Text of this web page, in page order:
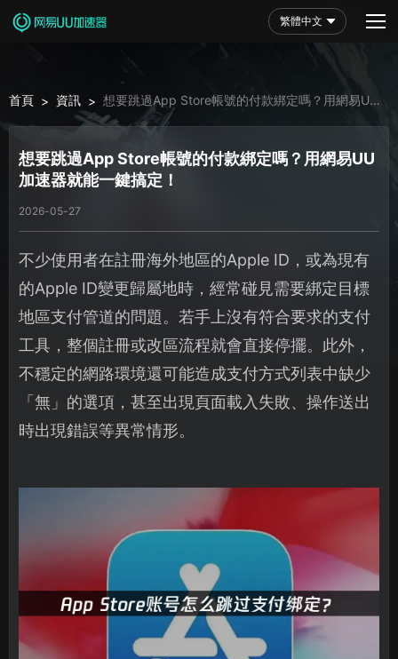
繁體中文
首頁 > 資訊 > 想要跳過App Store帳號的付款綁定嗎？用網易UU
加速器就能一鍵搞定！
想要跳過App Store帳號的付款綁定嗎？用網易UU
加速器就能一鍵搞定！
2026-05-27
不少使用者在註冊海外地區的Apple ID，或為現有
的Apple ID變更歸屬地時，經常碰見需要綁定目標
地區支付管道的問題。若手上沒有符合要求的支付
工具，整個註冊或改區流程就會直接停擺。此外，
不穩定的網路環境還可能造成支付方式列表中缺少
「無」的選項，甚至出現頁面載入失敗、操作送出
時出現錯誤等異常情形。